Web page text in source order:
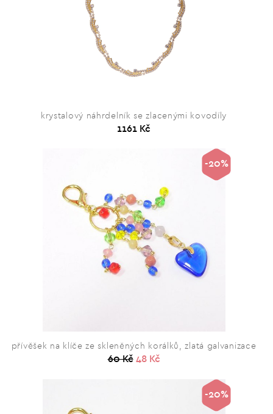
krystalový náhrdelník se zlacenými kovodíly
1161 Kč
přívěšek na klíče ze skleněných korálků, zlatá galvanizace
60 Kč 48 Kč
-20%
-20%